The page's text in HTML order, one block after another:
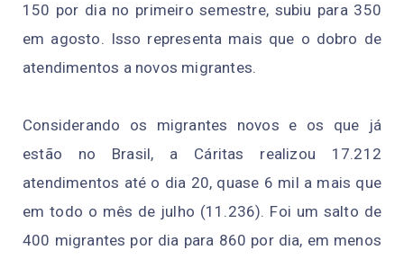
150 por dia no primeiro semestre, subiu para 350
em agosto. Isso representa mais que o dobro de
atendimentos a novos migrantes.
Considerando os migrantes novos e os que já
estão no Brasil, a Cáritas realizou 17.212
atendimentos até o dia 20, quase 6 mil a mais que
em todo o mês de julho (11.236). Foi um salto de
400 migrantes por dia para 860 por dia, em menos